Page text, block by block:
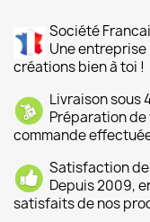
Société
Une
créations bien à toi !
Livraison sous
Préparation de
commande
Satisfaction
Depuis 2009,
satisfaits de nos